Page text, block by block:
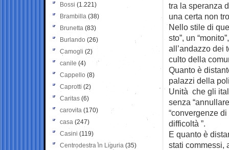
tra la speranza
una certa non
Nello stile di
sto”, un
all’andazzo dei
culto della
Quanto è
palazzi della
Unità che gli
senza
“convergenze
difficoltà ”.
E quanto è
stati commessi,
Bossi (1.221)
Brambilla (38)
Brunetta (83)
Burlando (26)
Camogli (2)
canile (4)
Cappello (8)
Caprotti (2)
Caritas (6)
carovita (170)
casa (247)
Casini (119)
Centrodestra in Liguria (35)